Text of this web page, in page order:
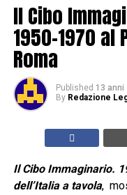
Il Cibo
1950-1970 al
Roma
Published 13 anni
By Redazione
Il Cibo Immaginario.
dell’Italia a tavola,